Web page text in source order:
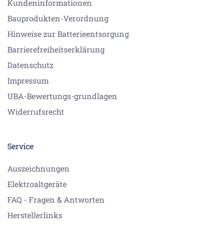
Kundeninformationen
Bauprodukten-Verordnung
Hinweise zur Batterieentsorgung
Barrierefreiheitserklärung
Datenschutz
Impressum
UBA-Bewertungs-grundlagen
Widerrufsrecht
Service
Auszeichnungen
Elektroaltgeräte
FAQ - Fragen & Antworten
Herstellerlinks